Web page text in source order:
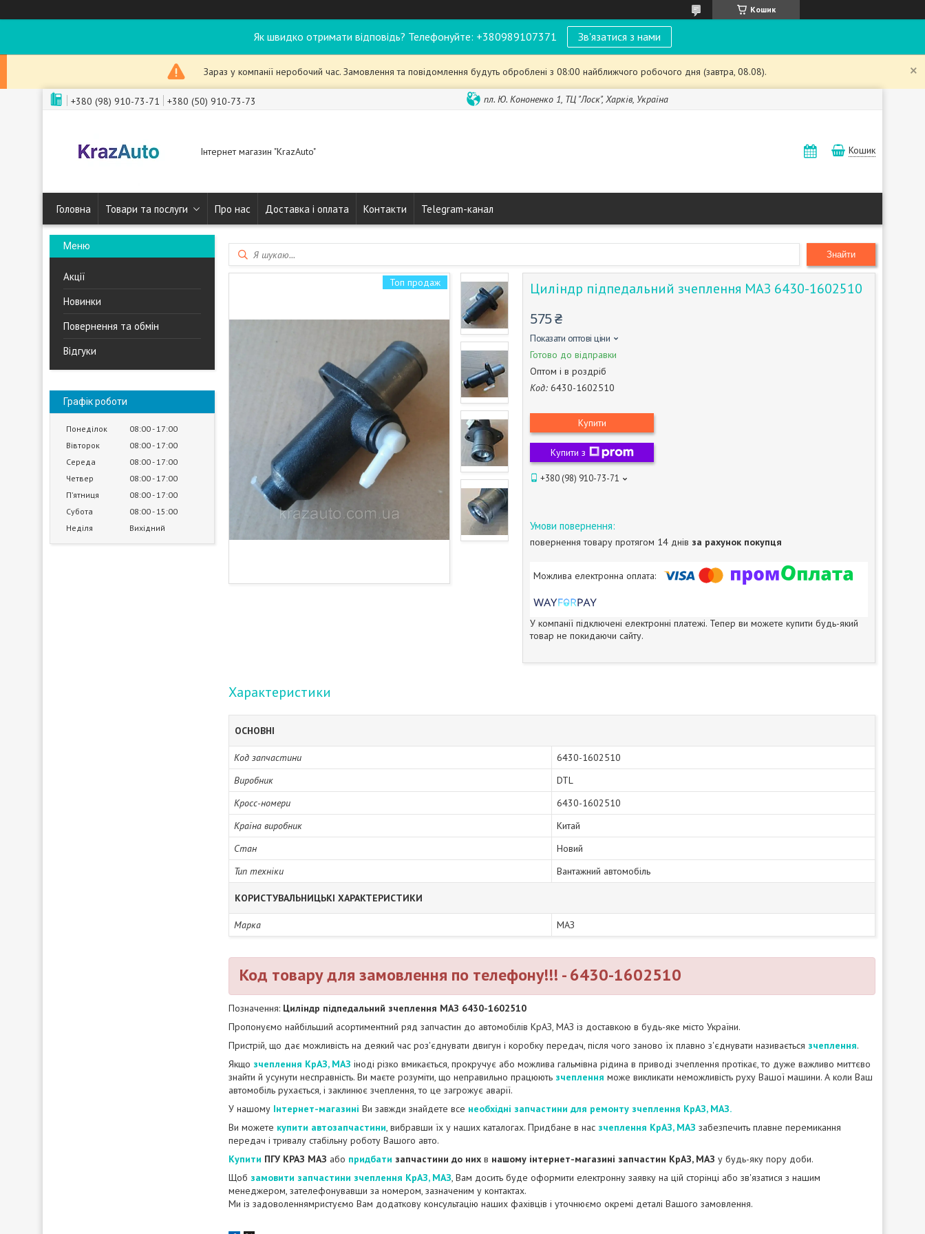
Кошик
Як швидко отримати відповідь? Телефонуйте: +380989107371 Зв'язатися з нами
Зараз у компанії неробочий час. Замовлення та повідомлення будуть оброблені з 08:00 найближчого робочого дня (завтра, 08.08).
+380 (98) 910-73-71 +380 (50) 910-73-73 пл. Ю. Кононенко 1, ТЦ "Лоск", Харків, Україна
Інтернет магазин "KrazAuto" Кошик
Головна Товари та послуги Про нас Доставка і оплата Контакти Telegram-канал
Акції
Новинки
Повернення та обмін
Відгуки
Графік роботи
Понеділок 08:00 17:00
Вівторок
08:00 17:00
Середа
08:00 17:00
Четвер
08:00 17:00
Пʼятниця
08:00 17:00
Субота
08:00 15:00
Неділя
Вихідний
Знайти
Топ продаж Циліндр підпедальний зчеплення МАЗ 6430-1602510
575 ₴
Показати оптові ціни
Готово до відправки
Оптом і в роздріб
Код: 6430-1602510
Купити
Купити з
+380 (98) 910-73-71
повернення товару протягом 14 днів за рахунок покупця
У компанії підключені електронні платежі. Тепер ви можете купити будь-який
товар не покидаючи сайту.
Характеристики
ОСНОВНІ
Код запчастини
6430-1602510
Виробник
DTL
Кросс-номери
6430-1602510
Країна виробник
Китай
Стан
Новий
Тип техніки
Вантажний автомобіль
КОРИСТУВАЛЬНИЦЬКІ ХАРАКТЕРИСТИКИ
Марка МАЗ
Код товару для замовлення по телефону!!! - 6430-1602510
Позначення: Циліндр підпедальний зчеплення МАЗ 6430-1602510
Пропонуємо найбільший асортиментний ряд запчастин до автомобілів КрАЗ, МАЗ із доставкою в будь-яке місто України.
Пристрій, що дає можливість на деякий час роз'єднувати двигун і коробку передач, після чого заново їх плавно з'єднувати називається зчеплення.
Якщо зчеплення КрАЗ, МАЗ іноді різко вмикається, прокручує або можлива гальмівна рідина в приводі зчеплення протікає, то дуже важливо миттєво
знайти й усунути несправність. Ви маєте розуміти, що неправильно працюють зчеплення може викликати неможливість руху Вашої машини. А коли Ваш
автомобіль рухається, і заклинює зчеплення, то це загрожує аварії.
У нашому Інтернет-магазині Ви завжди знайдете все необхідні запчастини для ремонту зчеплення КрАЗ, МАЗ.
Ви можете купити автозапчастини, вибравши їх у наших каталогах. Придбане в нас зчеплення КрАЗ, МАЗ забезпечить плавне перемикання
передач і тривалу стабільну роботу Вашого авто.
Купити ПГУ КРАЗ МАЗ або придбати запчастини до них в нашому інтернет-магазині запчастин КрАЗ, МАЗ у будь-яку пору доби.
Щоб замовити запчастини зчеплення КрАЗ, МАЗ, Вам досить буде оформити електронну заявку на цій сторінці або зв'язатися з нашим
менеджером, зателефонувавши за номером, зазначеним у контактах.
Ми із задоволеннямристуємо Вам додаткову консультацію наших фахівців і уточнюємо окремі деталі Вашого замовлення.